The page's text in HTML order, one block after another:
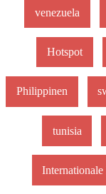
venezuela
Hotspot
Philippinen
tunisia